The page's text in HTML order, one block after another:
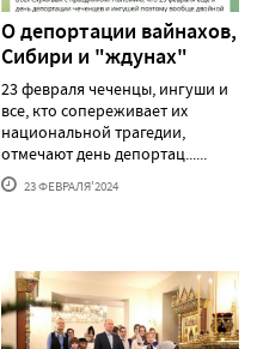
О депортации вайнахов,
Сибири и "ждунах"
23 февраля чеченцы, ингуши и
все, кто сопереживает их
национальной трагедии,
отмечают день депортац......
23 ФЕВРАЛЯ'2024